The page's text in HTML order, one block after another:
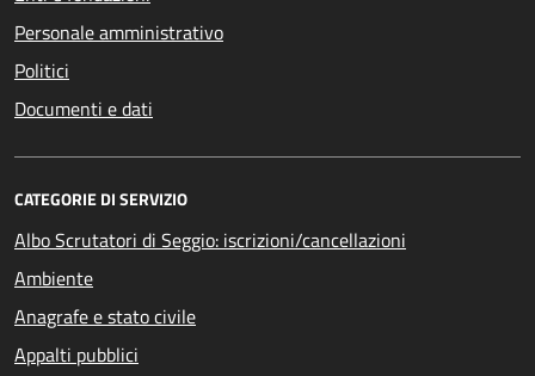
Personale amministrativo
Politici
Documenti e dati
CATEGORIE DI SERVIZIO
Albo Scrutatori di Seggio: iscrizioni/cancellazioni
Ambiente
Anagrafe e stato civile
Appalti pubblici